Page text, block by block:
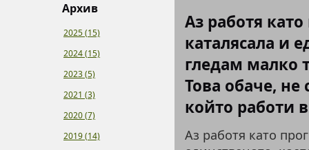
Архив
2025 (15)
2024 (15)
2023 (5)
2021 (3)
2020 (7)
2019 (14)
Аз работя
каталясала и
гледам малко
Това обаче, не
който работи
Аз работя като